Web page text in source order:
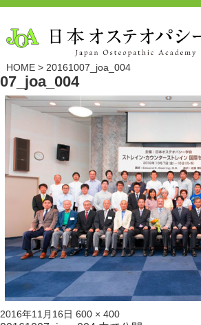
HOME> 20161007_joa_004
07_joa_004
投
2016年11月16日 フ
600 × 400